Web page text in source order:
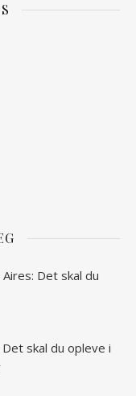
Det skal du
skal du opleve i